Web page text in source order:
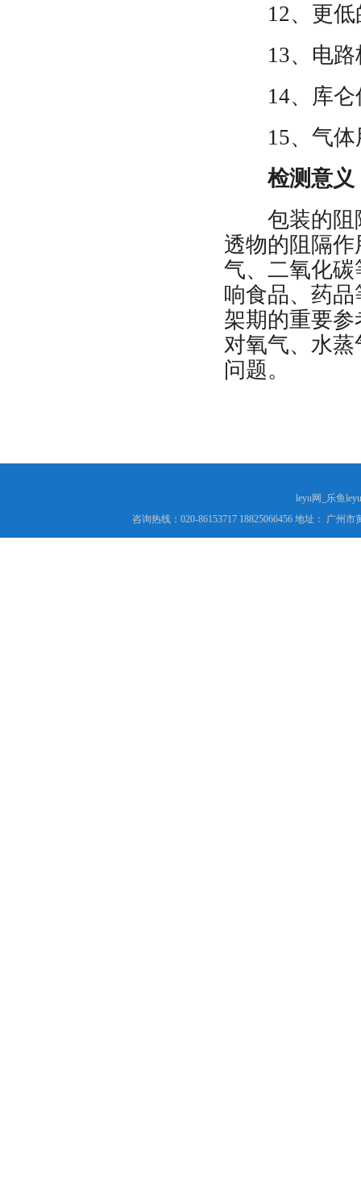
12、更
13、电
14、库
15、气
检测意义
包装的阻隔
透物的阻隔
气、二氧化
响食品、药
架期的重要
对氧气、水
问题。
leyu网_乐鱼
咨询热线：020-86153717 18825066456 地址： 广州